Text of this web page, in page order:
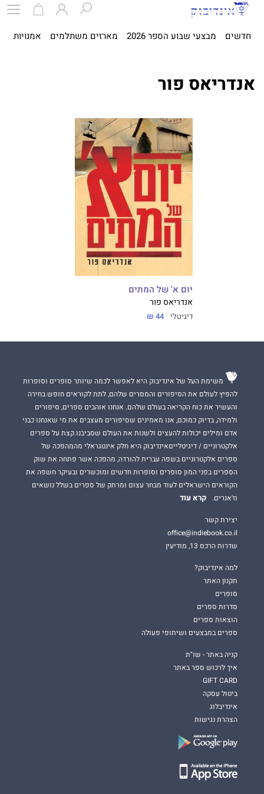
חדשים מבצעי שבוע הספר 2026 מארזים משתלמים אמנויות
אנדריאס פור
יום א' של המתים
אנדריאס פור
דיגיטלי 44 ₪
משימת העל של אינדיבוק היא לאפשר לכמה שיותר סופרים וסופרות
להפיץ לעולם את הסיפורים והמסרים שלהם, לתת לקוראים חופש בחירה
והעשיר את כוח הקריאה בעולם שלהם. אנחנו אוהבים ספרים, סיפורים
ולמידה, בדיוק כמוכם, אנו מאמינים שסיפורים מעצבים את מי שאנחנו כבני
אדם ומילים יכולות להעצים ולשנות את העולם שסביבנו.קצת על ספרים
אלקטרוניים / דיגיטלייםאינדיבוק היא חלק אינטגראלי מהמהפכה של
ספרים אלקטרוניים בשפה עברית להורדה, מהפכה אשר פתחה את שוק
הספרים בפני המון סופרים וסופרות חדשים ומוכשרים ובעיקר חשפה את
הקוראים הישראלים לעוד מבחר עצום ומרתק של ספרים בשלל נושאים
וז'אנרים.
קרא עוד
יצירת קשר
office@indiebook.co.il
שדרות הרכס 13, מודיעין
למה אינדיבוק?
תקנון האתר
סופרים
סדרות ספרים
הוצאות ספרים
ספרים במבצעים ושיתופי פעולה
קניה באתר - שו"ת
איך לרכוש ספר באתר
GIFT CARD
ביטול עסקה
אינדיבלוג
הצהרת נגישות